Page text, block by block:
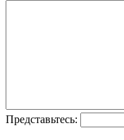
Представьтесь: